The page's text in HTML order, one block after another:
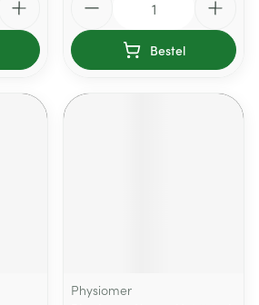
Bestel
Physiomer